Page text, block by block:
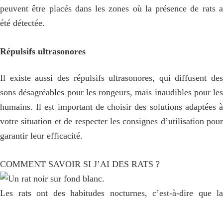
peuvent être placés dans les zones où la présence de rats a
été détectée.
Répulsifs ultrasonores
Il existe aussi des répulsifs ultrasonores, qui diffusent des
sons désagréables pour les rongeurs, mais inaudibles pour les
humains. Il est important de choisir des solutions adaptées à
votre situation et de respecter les consignes d’utilisation pour
garantir leur efficacité.
COMMENT SAVOIR SI J’AI DES RATS ?
Les rats ont des habitudes nocturnes, c’est-à-dire que la